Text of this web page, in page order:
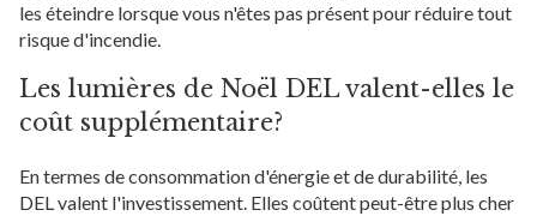
les éteindre lorsque vous n'êtes pas présent pour réduire tout
risque d'incendie.
Les lumières de Noël DEL valent-elles le
coût supplémentaire?
En termes de consommation d'énergie et de durabilité, les
DEL valent l'investissement. Elles coûtent peut-être plus cher